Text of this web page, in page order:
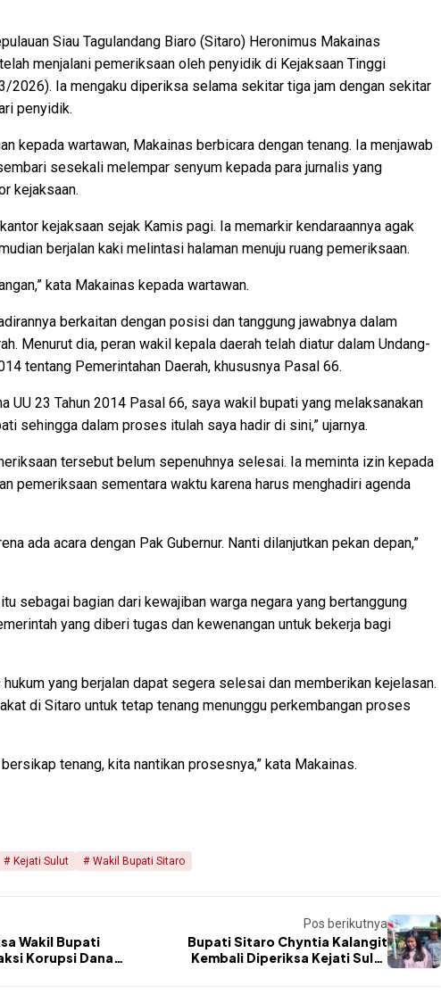
Siau Tagulandang Biaro (Sitaro) Heronimus Makainas
menjalani pemeriksaan oleh penyidik di Kejaksaan Tinggi
2026). Ia mengaku diperiksa selama sekitar tiga jam dengan sekitar
penyidik.
kepada wartawan, Makainas berbicara dengan tenang. Ia menjawab
sesekali melempar senyum kepada para jurnalis yang
kejaksaan.
kejaksaan sejak Kamis pagi. Ia memarkir kendaraannya agak
berjalan kaki melintasi halaman menuju ruang pemeriksaan.
kata Makainas kepada wartawan.
berkaitan dengan posisi dan tanggung jawabnya dalam
Menurut dia, peran wakil kepala daerah telah diatur dalam Undang-
tentang Pemerintahan Daerah, khususnya Pasal 66.
UU 23 Tahun 2014 Pasal 66, saya wakil bupati yang melaksanakan
sehingga dalam proses itulah saya hadir di sini,” ujarnya.
tersebut belum sepenuhnya selesai. Ia meminta izin kepada
pemeriksaan sementara waktu karena harus menghadiri agenda
ada acara dengan Pak Gubernur. Nanti dilanjutkan pekan depan,”
sebagai bagian dari kewajiban warga negara yang bertanggung
yang diberi tugas dan kewenangan untuk bekerja bagi
yang berjalan dapat segera selesai dan memberikan kejelasan.
di Sitaro untuk tetap tenang menunggu perkembangan proses
tenang, kita nantikan prosesnya,” kata Makainas.
Kejati Sulut Wakil Bupati Sitaro
Wakil Bupati
Korupsi Dana
Pos berikutnya
Bupati Sitaro Chyntia Kalangit
Kembali Diperiksa Kejati Sulut